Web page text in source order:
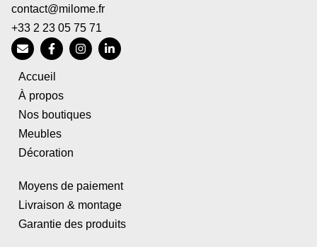
Accueil
À propos
Nos boutiques
Meubles
Décoration
Moyens de paiement
Livraison & montage
Garantie des produits
contact@milome.fr
+33 2 23 05 75 71